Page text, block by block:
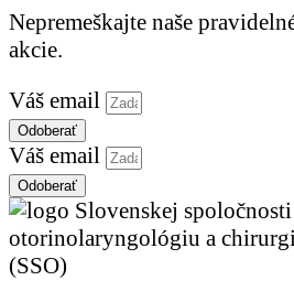
Nepremeškajte naše
akcie.
Váš email
Odoberať
Váš email
Odoberať